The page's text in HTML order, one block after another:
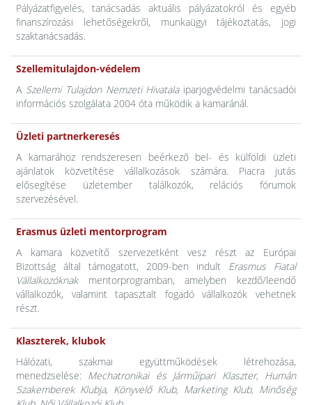
Pályázatfigyelés, tanácsadás aktuális pályázatokról és egyéb
finanszírozási lehetőségekről, munkaügyi tájékoztatás, jogi
szaktanácsadás.
Szellemitulajdon-védelem
A Szellemi Tulajdon Nemzeti Hivatalaiparjogvédelmi tanácsadói
információs szolgálata 2004 óta működik a kamaránál.
Üzleti partnerkeresés
A kamarához rendszeresen beérkező bel- és külföldi üzleti
ajánlatok közvetítése vállalkozások számára. Piacra jutás
elősegítése üzletember találkozók, relációs fórumok
szervezésével.
Erasmus üzleti mentorprogram
A kamara közvetítő szervezetként vesz részt az Európai
Bizottság által támogatott, 2009-ben indult Erasmus Fiatal
Vállalkozóknakmentorprogramban, amelyben kezdő/leendő
vállalkozók, valamint tapasztalt fogadó vállalkozók vehetnek
részt.
Klaszterek, klubok
Hálózati, szakmai együttműködések létrehozása,
menedzselése: Mechatronikai és Járműipari Klaszter, Humán
Szakemberek Klubja, Könyvelő Klub, Marketing Klub, Minőség